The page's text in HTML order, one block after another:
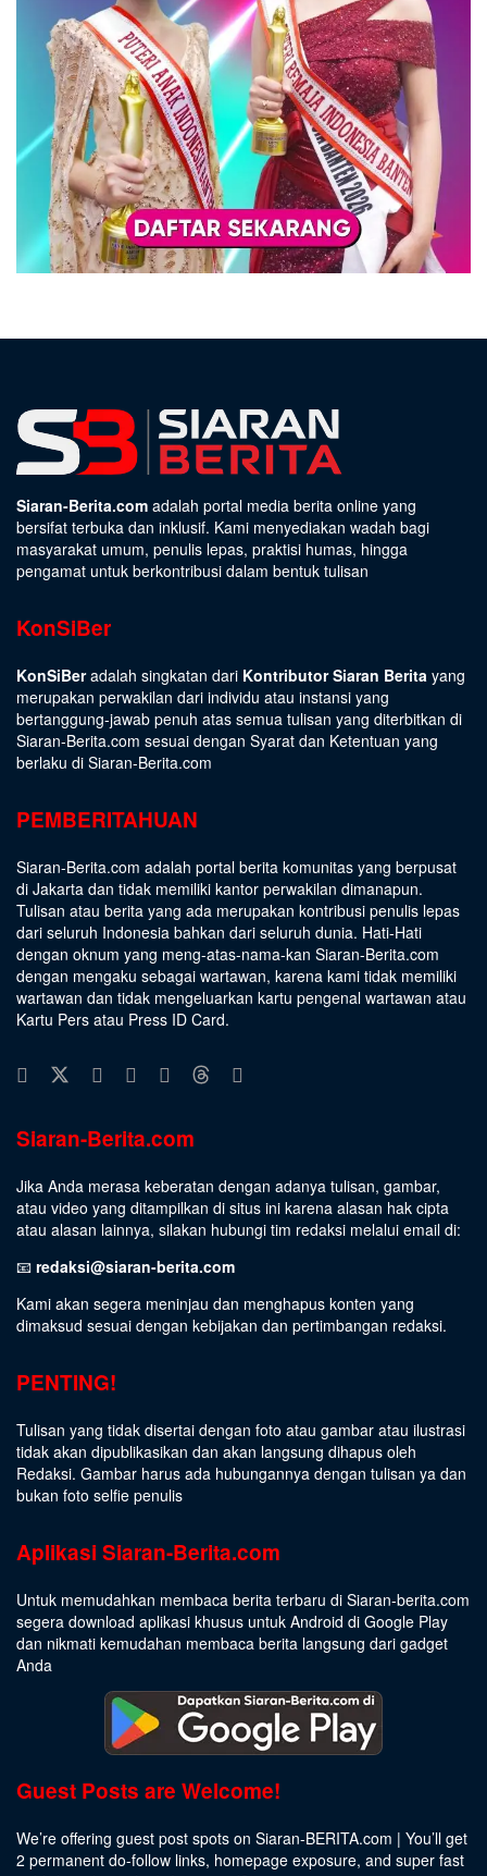
Siaran-Berita.com adalah portal media berita online yang
bersifat terbuka dan inklusif. Kami menyediakan wadah bagi
masyarakat umum, penulis lepas, praktisi humas, hingga
pengamat untuk berkontribusi dalam bentuk tulisan
KonSiBer
KonSiBeradalah singkatan dari Kontributor Siaran Berita yang
merupakan perwakilan dari individu atau instansi yang
bertanggung-jawab penuh atas semua tulisan yang diterbitkan di
Siaran-Berita.com sesuai dengan Syarat dan Ketentuan yang
berlaku di Siaran-Berita.com
PEMBERITAHUAN
Siaran-Berita.com adalah portal berita komunitas yang berpusat
di Jakarta dan tidak memiliki kantor perwakilan dimanapun.
Tulisan atau berita yang ada merupakan kontribusi penulis lepas
dari seluruh Indonesia bahkan dari seluruh dunia. Hati-Hati
dengan oknum yang meng-atas-nama-kan Siaran-Berita.com
dengan mengaku sebagai wartawan, karena kami tidak memiliki
wartawan dan tidak mengeluarkan kartu pengenal wartawan atau
Kartu Pers atau Press ID Card.
Siaran-Berita.com
Jika Anda merasa keberatan dengan adanya tulisan, gambar,
atau video yang ditampilkan di situs ini karena alasan hak cipta
atau alasan lainnya, silakan hubungi tim redaksi melalui email di:
📧 redaksi@siaran-berita.com
Kami akan segera meninjau dan menghapus konten yang
dimaksud sesuai dengan kebijakan dan pertimbangan redaksi.
PENTING!
Tulisan yang tidak disertai dengan foto atau gambar atau ilustrasi
tidak akan dipublikasikan dan akan langsung dihapus oleh
Redaksi. Gambar harus ada hubungannya dengan tulisan ya dan
bukan foto selfie penulis
Aplikasi Siaran-Berita.com
Untuk memudahkan membaca berita terbaru di Siaran-berita.com
segera download aplikasi khusus untuk Android di Google Play
dan nikmati kemudahan membaca berita langsung dari gadget
Anda
Guest Posts are Welcome!
We’re offering guest post spots on Siaran-BERITA.com | You’ll get
2 permanent do-follow links, homepage exposure, and super fast